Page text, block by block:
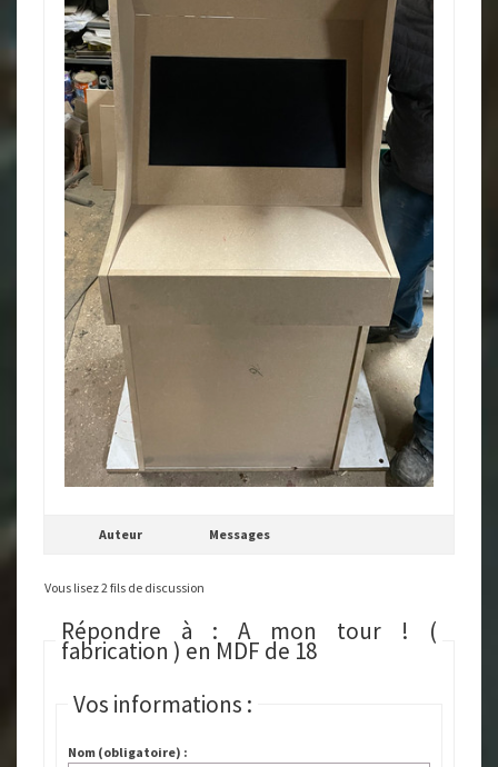
Auteur Messages
Vous lisez 2 fils de discussion
Répondre à : A mon tour ! (
fabrication ) en MDF de 18
Vos informations :
Nom (obligatoire) :